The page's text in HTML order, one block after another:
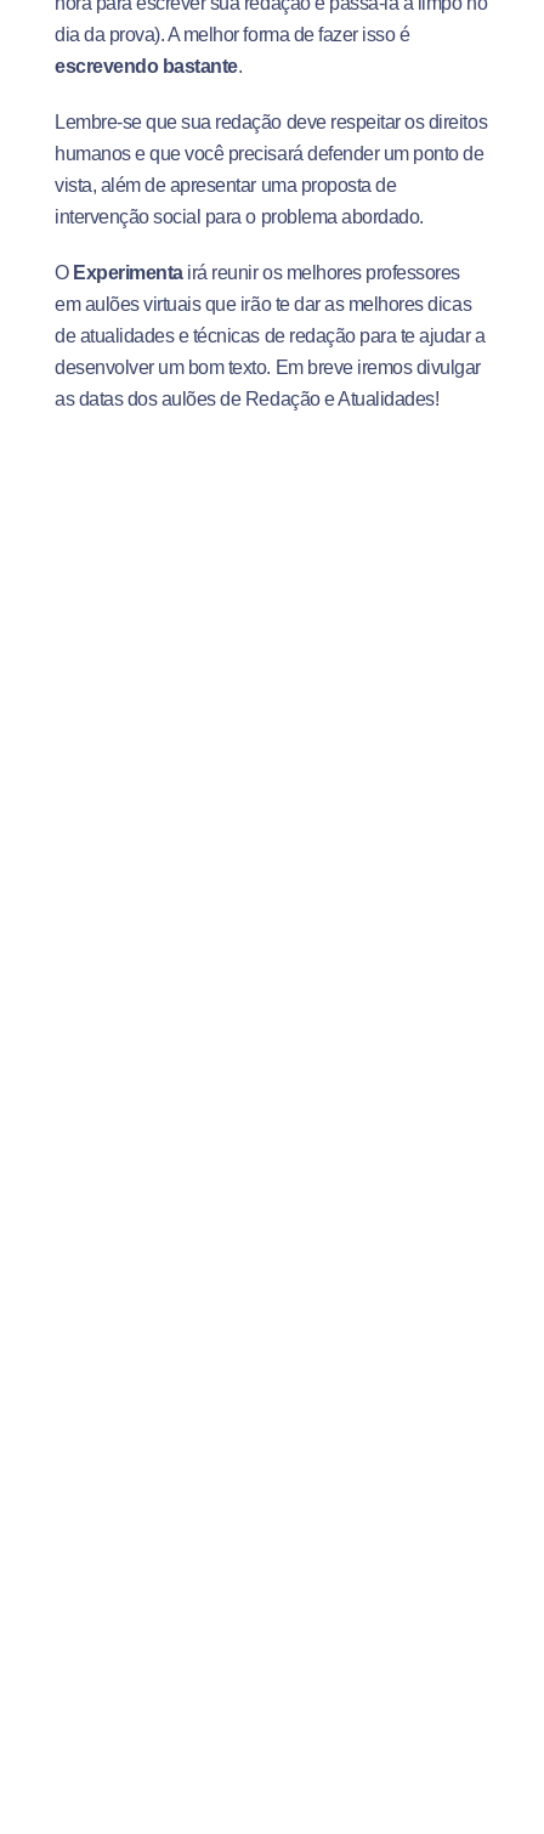
dia da prova). A melhor forma de fazer isso é
escrevendo bastante.
Lembre-se que sua redação deve respeitar os direitos
humanos e que você precisará defender um ponto de
vista, além de apresentar uma proposta de
intervenção social para o problema abordado.
O Experimentairá reunir os melhores professores
em aulões virtuais que irão te dar as melhores dicas
de atualidades e técnicas de redação para te ajudar a
desenvolver um bom texto. Em breve iremos divulgar
as datas dos aulões de Redação e Atualidades!